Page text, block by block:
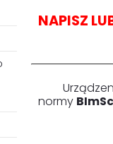
NAPISZ
normy